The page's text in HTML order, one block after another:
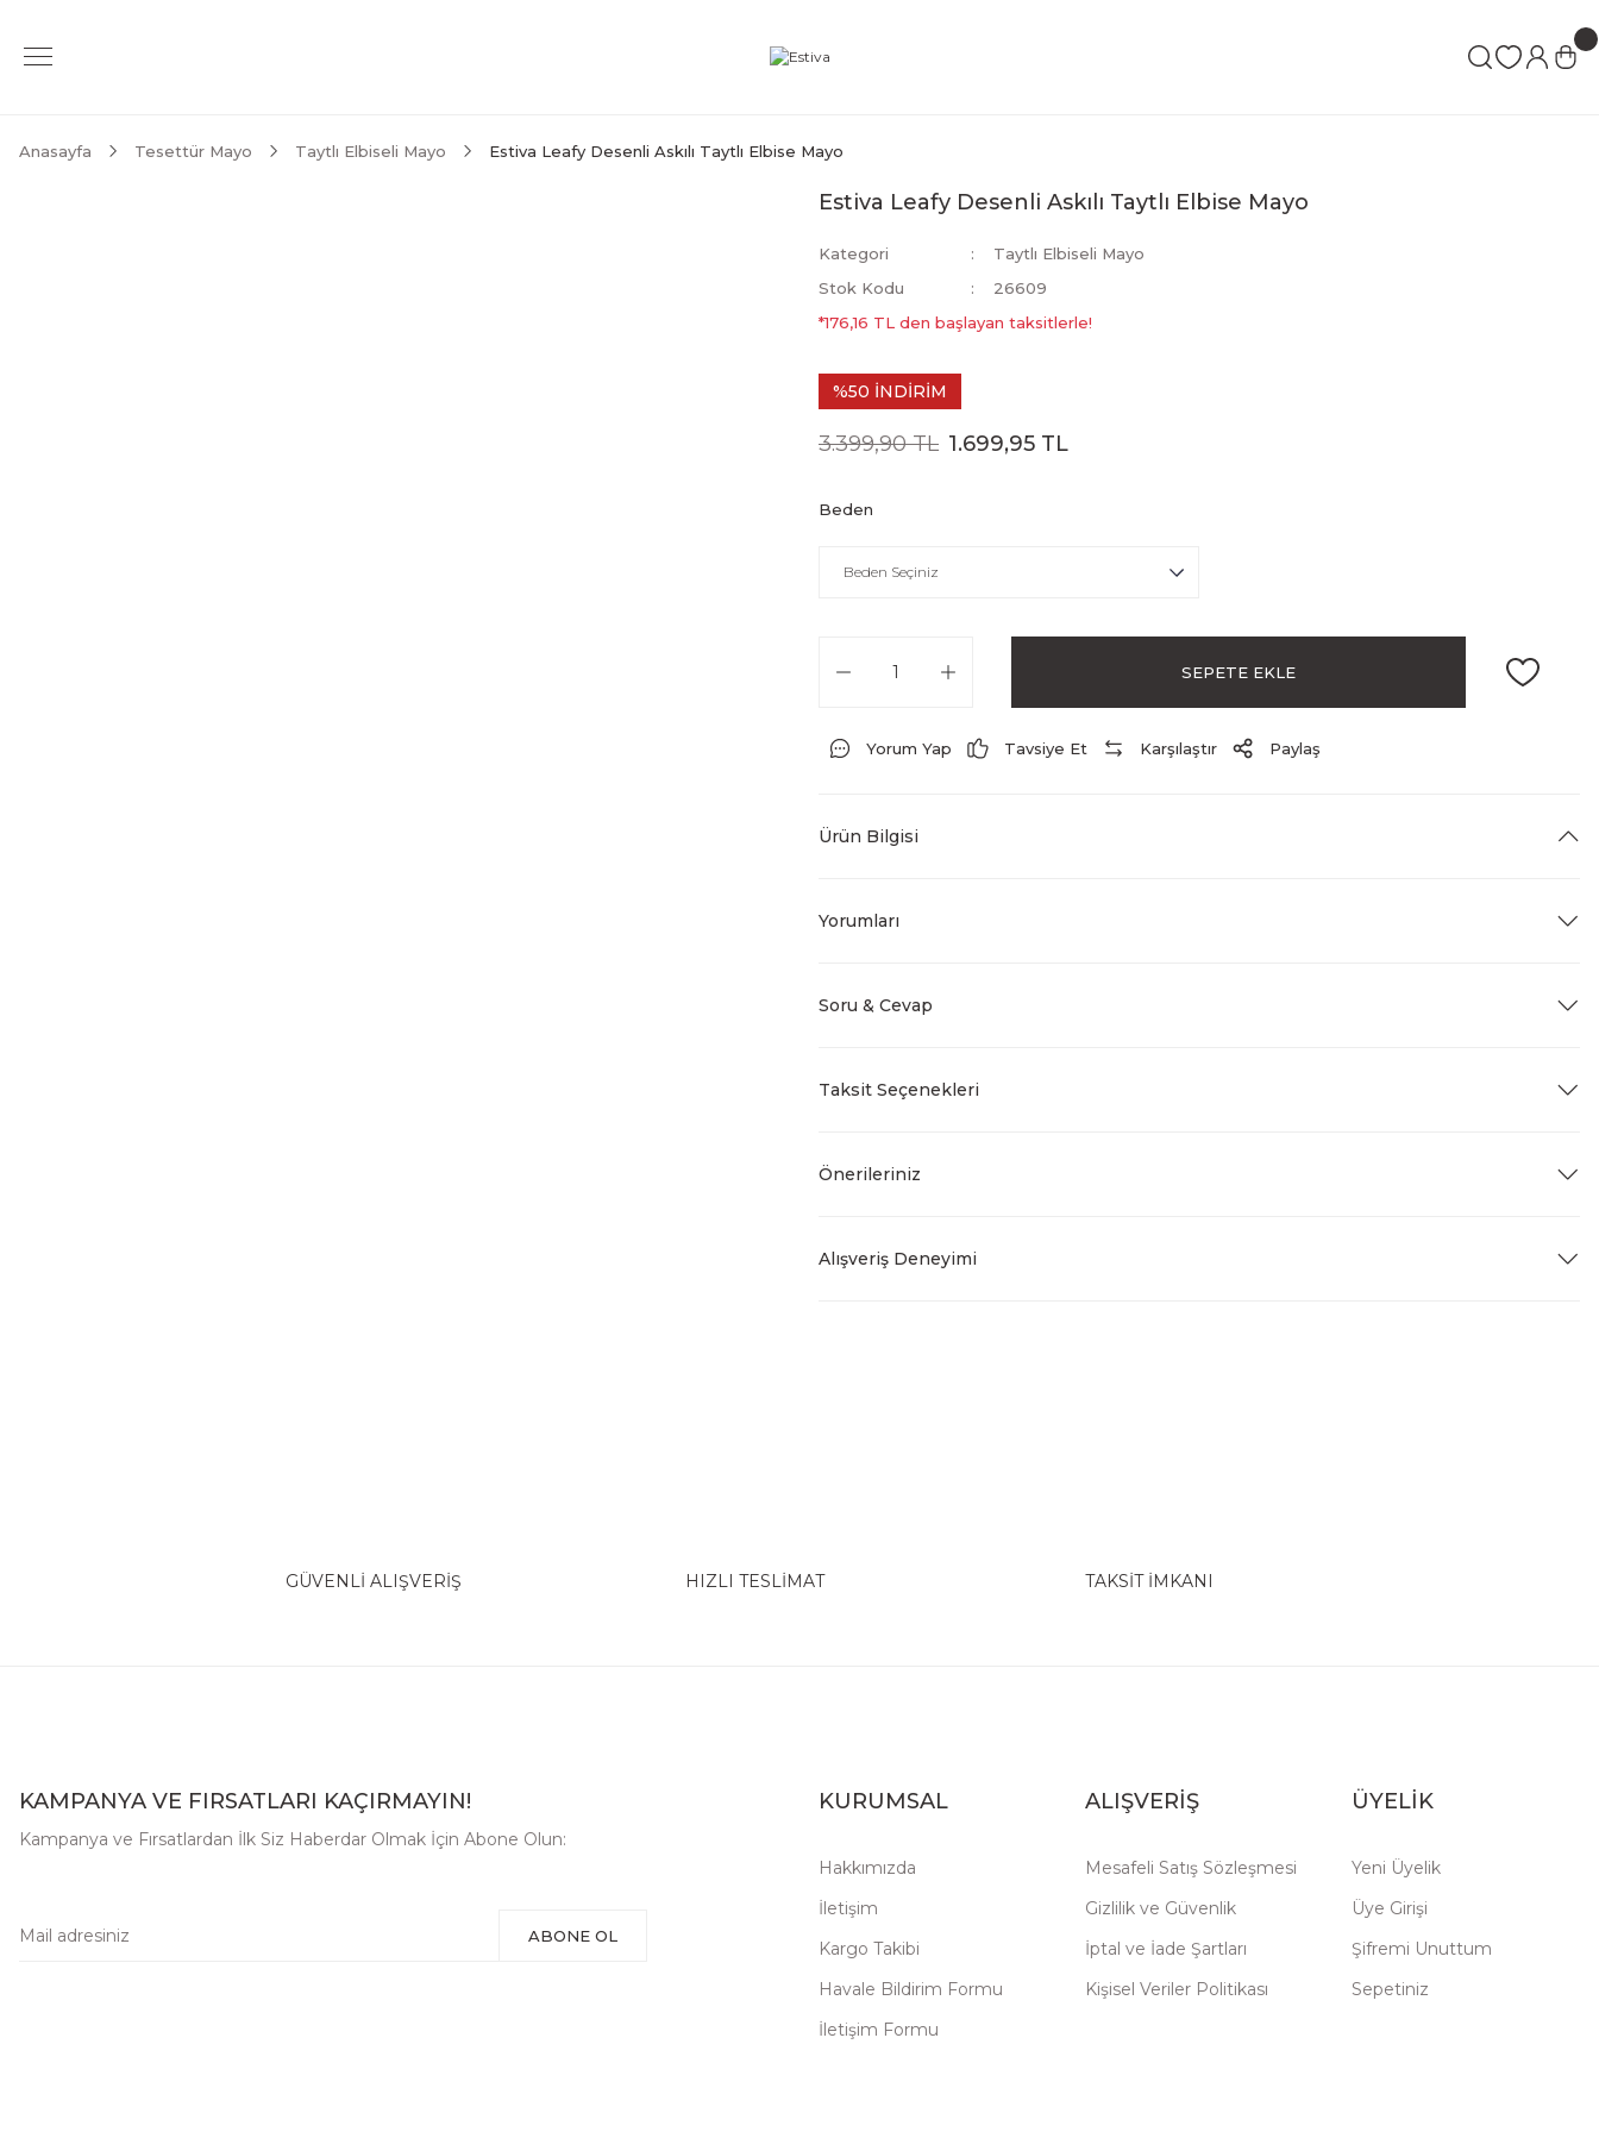
Anasayfa Tesettür Mayo Taytlı Elbiseli Mayo Estiva Leafy Desenli Askılı Taytlı Elbise Mayo
Estiva Leafy Desenli Askılı Taytlı Elbise Mayo
Kategori
Taytlı Elbiseli Mayo
Stok Kodu
26609
*176,16 TL den başlayan taksitlerle!
%50 İNDİRİM
3.399,90 TL 1.699,95 TL
Beden
SEPETE EKLE
Yorum Yap Tavsiye Et Karşılaştır Paylaş
Ürün Bilgisi
Yorumları
Soru & Cevap
Taksit Seçenekleri
Önerileriniz
Alışveriş Deneyimi
GÜVENLİ ALIŞVERİŞ HIZLI TESLİMAT TAKSİT İMKANI
KAMPANYA VE FIRSATLARI KAÇIRMAYIN!
Kampanya ve Fırsatlardan İlk Siz Haberdar Olmak İçin Abone Olun:
ABONE OL
KURUMSAL
Hakkımızda
İletişim
Kargo Takibi
Havale Bildirim Formu
İletişim Formu
ALIŞVERİŞ
Mesafeli Satış Sözleşmesi
Gizlilik ve Güvenlik
İptal ve İade Şartları
Kişisel Veriler Politikası
ÜYELİK
Yeni Üyelik
Üye Girişi
Şifremi Unuttum
Sepetiniz